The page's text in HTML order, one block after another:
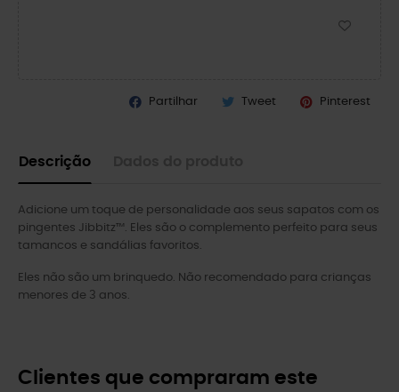
Partilhar Tweet Pinterest
Descrição
Adicione um toque de personalidade aos seus sapatos com os
pingentes Jibbitz™. Eles são o complemento perfeito para seus
tamancos e sandálias favoritos.
Eles não são um brinquedo. Não recomendado para crianças
menores de 3 anos.
Clientes que compraram este